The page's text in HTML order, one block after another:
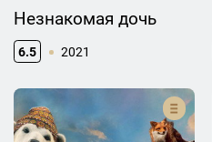
Незнакомая дочь
6.5 2021